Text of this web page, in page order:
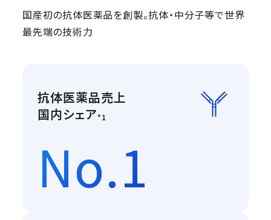
国産初の抗体医薬品を創製。抗体・中分子等で世界
最先端の技術力
抗体医薬品売上
国内シェア*1 Copyright © 2025 IQVIA.
No.1